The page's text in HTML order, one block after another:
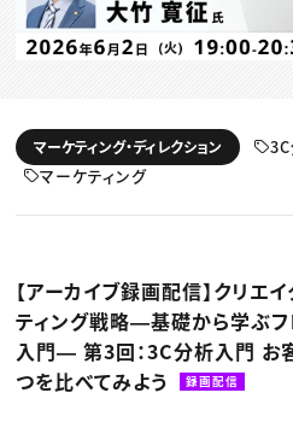
スキルアップしたい！
動画配信・映像制作
編集・ライティング
マーケティング
業界解説・キャリア事情
TOP Creator’s コラム トップ
Webクリエイター
アプリクリエイター
映像クリエイター
C＆R Magazine
セミナー
ニュース・トレンド
Web
映像
ゲーム・エンタメ
広告
出版
CREATIVE VILLAGEからのお
マーケティング・ディレクション
マーケティング
【アーカイブ録画配信】クリエ
ティング戦略―基礎から学ぶ
入門― 第3回：3C分析入門 お
つを比べてみよう
録画配信